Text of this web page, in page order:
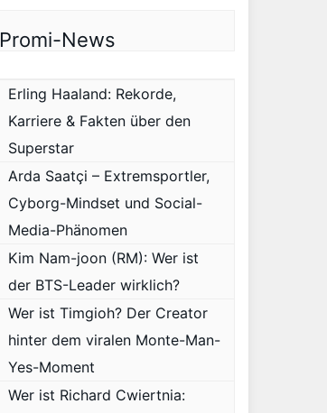
Promi-News
Erling Haaland: Rekorde,
Karriere & Fakten über den
Superstar
Arda Saatçi – Extremsportler,
Cyborg-Mindset und Social-
Media-Phänomen
Kim Nam-joon (RM): Wer ist
der BTS-Leader wirklich?
Wer ist Timgioh? Der Creator
hinter dem viralen Monte-Man-
Yes-Moment
Wer ist Richard Cwiertnia: